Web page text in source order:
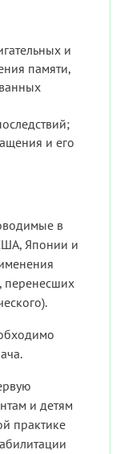
и
памяти,
и его
в
Японии и
перенесших
и детям
практике